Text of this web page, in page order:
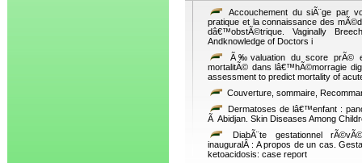
Accouchement du siÃ¨ge par
pratique et la connaissance des
dâ€™obstÃ©trique. Vaginally
Andknowledge of Doctors i
Ã‰valuation du score prÃ©
mortalitÃ© dans lâ€™hÃ©morragie
assessment to predict mortality of
Couverture, sommaire,
Dermatoses de lâ€™enfant :
Ã Abidjan. Skin Diseases Among
DiabÃ¨te gestationnel
inauguralÂ : A propos de un cas.
ketoacidosis: case report